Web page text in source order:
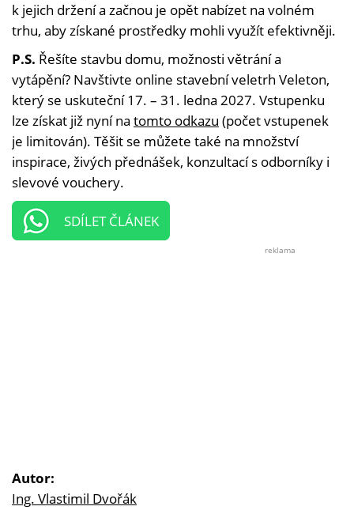
k jejich držení a začnou je opět nabízet na volném
trhu, aby získané prostředky mohli využít efektivněji.
P.S. Řešíte stavbu domu, možnosti větrání a
vytápění? Navštivte online stavební veletrh Veleton,
který se uskuteční 17. – 31. ledna 2027. Vstupenku
lze získat již nyní na tomto odkazu (počet vstupenek
je limitován). Těšit se můžete také na množství
inspirace, živých přednášek, konzultací s odborníky i
slevové vouchery.
SDÍLET ČLÁNEK
reklama
Autor:
Ing. Vlastimil Dvořák